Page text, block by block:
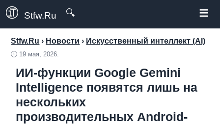
Stfw.Ru 🔍 ≡
Stfw.Ru › Новости › Искусственный интеллект (AI)
🕛 19 мая, 2026.
ИИ-функции Google Gemini
Intelligence появятся лишь на
нескольких
производительных Android-